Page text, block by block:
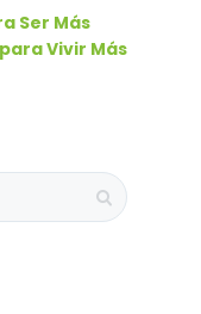
Ser Más
Vivir Más